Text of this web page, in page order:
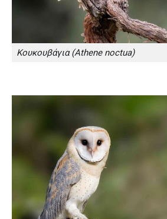
Κουκουβάγια (Athene noctua)